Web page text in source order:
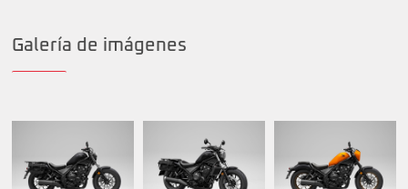
Galería de imágenes